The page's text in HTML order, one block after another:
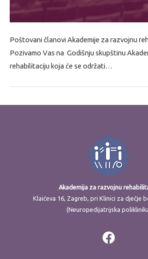
Poštovani članovi Akademije za razvojnu
Pozivamo Vas na Godišnju skupštinu
rehabilitaciju koja će se održati…
Akademija za razvojnu
Klaićeva 16, Zagreb, pri Klinici za dječje
(Neuropedijatrijska